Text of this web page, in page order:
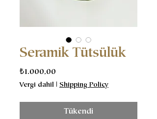
Seramik Tütsülük
₺1.000,00
Vergi dahil | Shipping Policy
Tükendi